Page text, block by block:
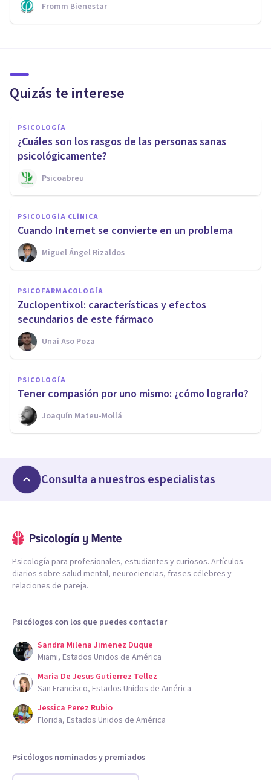
Fromm Bienestar
Quizás te interese
PSICOLOGÍA
¿Cuáles son los rasgos de las personas sanas
psicológicamente?
Psicoabreu
PSICOLOGÍA CLÍNICA
Cuando Internet se convierte en un problema
Miguel Ángel Rizaldos
PSICOFARMACOLOGÍA
Zuclopentixol: características y efectos
secundarios de este fármaco
Unai Aso Poza
PSICOLOGÍA
Tener compasión por uno mismo: ¿cómo lograrlo?
Joaquín Mateu-Mollá
Consulta a nuestros especialistas
Psicología para profesionales, estudiantes y curiosos. Artículos
diarios sobre salud mental, neurociencias, frases célebres y
relaciones de pareja.
Psicólogos con los que puedes contactar
Sandra Milena Jimenez Duque
Miami, Estados Unidos de América
Maria De Jesus Gutierrez Tellez
San Francisco, Estados Unidos de América
Jessica Perez Rubio
Florida, Estados Unidos de América
Psicólogos nominados y premiados